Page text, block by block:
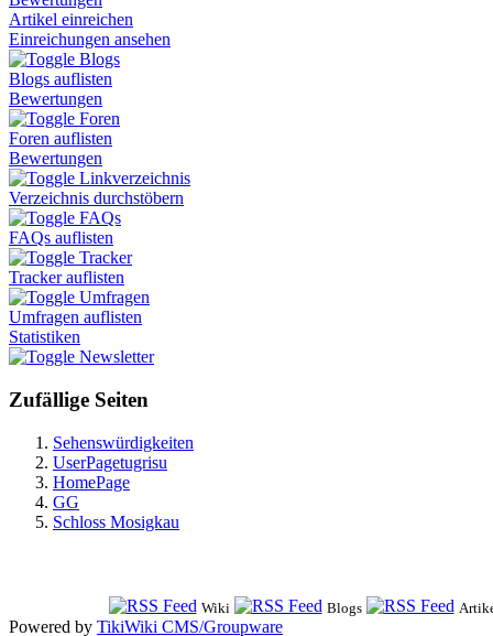
Artikel einreichen
Einreichungen ansehen
Blogs
Blogs auflisten
Bewertungen
Foren
Foren auflisten
Bewertungen
Linkverzeichnis
Verzeichnis durchstöbern
FAQs
FAQs auflisten
Tracker
Tracker auflisten
Umfragen
Umfragen auflisten
Statistiken
Newsletter
Zufällige Seiten
Sehenswürdigkeiten
UserPagetugrisu
HomePage
GG
Schloss Mosigkau
Wiki Blogs
Powered by TikiWiki CMS/Groupware